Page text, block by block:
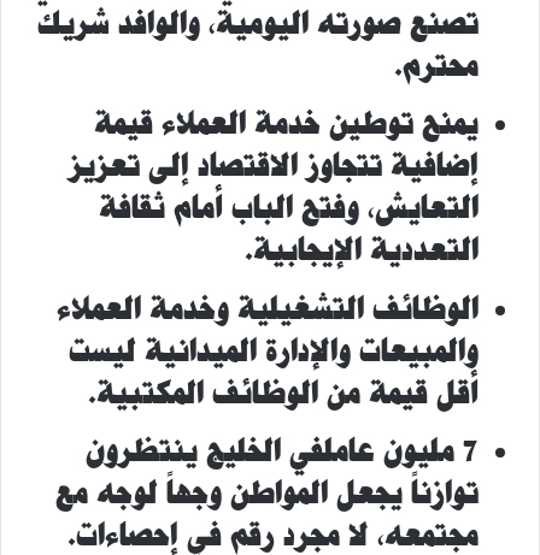
تصنع صورته اليومية، والوافد شريك
محترم.
يمنح توطين خدمة العملاء قيمة
إضافية تتجاوز الاقتصاد إلى تعزيز
التعايش، وفتح الباب أمام ثقافة
التعددية الإيجابية.
الوظائف التشغيلية وخدمة العملاء
والمبيعات والإدارة الميدانية ليست
أقل قيمة من الوظائف المكتبية.
7 مليون عاملفي الخليج ينتظرون
توازناً يجعل المواطن وجهاً لوجه مع
مجتمعه، لا مجرد رقم في إحصاءات.